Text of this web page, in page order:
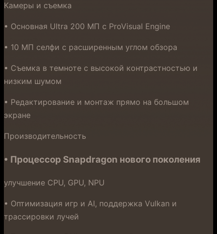
Камеры и съемка
• Основная Ultra 200 МП с ProVisual Engine
• 10 МП селфи с расширенным углом обзора
• Съемка в темноте с высокой контрастностью и
низким шумом
• Редактирование и монтаж прямо на большом
экране
Производительность
• Процессор Snapdragon нового поколения
улучшение CPU, GPU, NPU
• Оптимизация игр и AI, поддержка Vulkan и
трассировки лучей